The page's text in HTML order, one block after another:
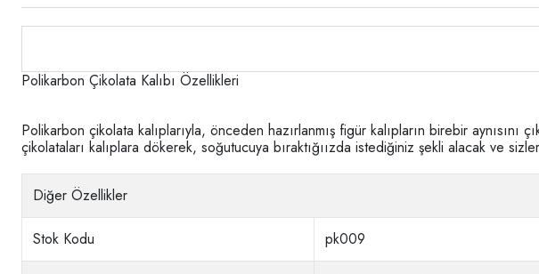
Polikarbon Çikolata Kalıbı Özellikleri
Polikarbon çikolata kalıplarıyla, önceden hazırlanmış figür kalıpların birebir
çikolataları kalıplara dökerek, soğutucuya bıraktığıızda istediğiniz şekli alacak ve
Diğer Özellikler
Stok Kodu pk009